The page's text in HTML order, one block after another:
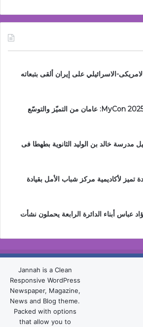
الاسرائيلي على إيران ألقى بتبعاته
“MyLifestyle تُطلق MyCon 2025: عامان من التميّز والتوسّع
مدرسة خالد بن الوليد الثانوية بطهطا فى
لأكاديمية مركز شباب الأمل بقيادة
عباس أبناء الدائرة الرابعة يحملون نشأت
Jannah is a Clean
Responsive WordPress
Newspaper, Magazine,
News and Blog theme.
Packed with options
that allow you to